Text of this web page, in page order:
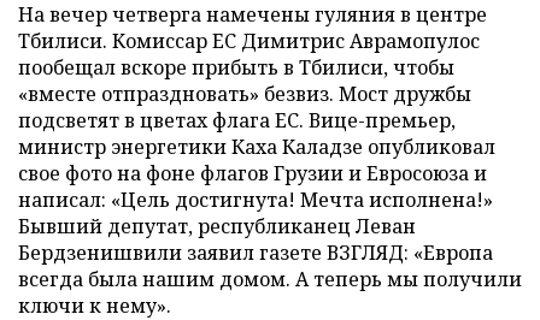
На вечер четверга намечены гуляния в центре
Тбилиси. Комиссар ЕС Димитрис Аврамопулос
пообещал вскоре прибыть в Тбилиси, чтобы
«вместе отпраздновать» безвиз. Мост дружбы
подсветят в цветах флага ЕС. Вице-премьер,
министр энергетики Каха Каладзе опубликовал
свое фото на фоне флагов Грузии и Евросоюза и
написал: «Цель достигнута! Мечта исполнена!»
Бывший депутат, республиканец Леван
Бердзенишвили заявил газете ВЗГЛЯД: «Европа
всегда была нашим домом. А теперь мы получили
ключи к нему».